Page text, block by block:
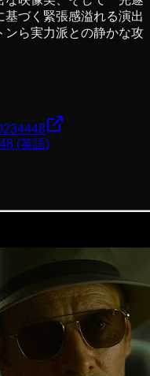
づく緊張感溢れる演出
ンら実力派との静かな攻
(英語)